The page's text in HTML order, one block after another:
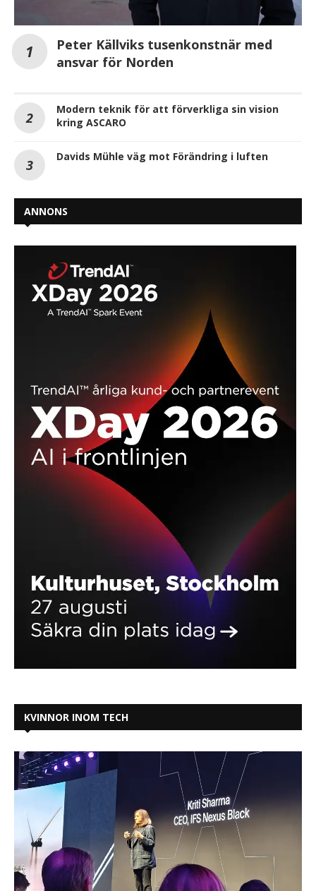
Peter Källviks tusenkonstnär med
ansvar för Norden
Modern teknik för att förverkliga sin vision
kring ASCARO
Davids Mühle väg mot Förändring i luften
ANNONS
KVINNOR INOM TECH